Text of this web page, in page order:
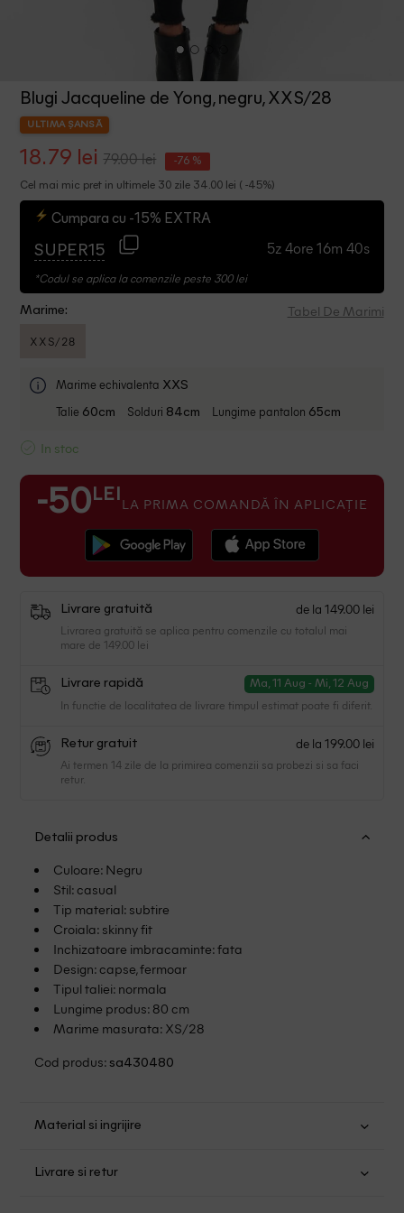
Blugi Jacqueline de Yong, negru, XXS/28
ULTIMA ȘANSĂ
18.79 lei 79.00 lei -76 %
Cel mai mic pret in ultimele 30 zile 34.00 lei ( -45%)
Cumpara cu -15% EXTRA
SUPER15 5z 4ore 16m 40s
*Codul se aplica la comenzile peste 300 lei
Marime: Tabel De Marimi
XXS/28
Marime echivalenta XXS
Talie 60cm Solduri 84cm Lungime pantalon 65cm
In stoc
-50 LEI LA PRIMA COMANDĂ ÎN APLICAȚIE
Livrare gratuită de la 149.00 lei
Livrarea gratuită se aplica pentru comenzile cu totalul mai
mare de 149.00 lei
Livrare rapidă Ma, 11 Aug - Mi, 12 Aug
In functie de localitatea de livrare timpul estimat poate fi diferit.
Retur gratuit de la 199.00 lei
Ai termen 14 zile de la primirea comenzii sa probezi si sa faci
retur.
Detalii produs
Culoare: Negru
Stil: casual
Tip material: subtire
Croiala: skinny fit
Inchizatoare imbracaminte: fata
Design: capse, fermoar
Tipul taliei: normala
Lungime produs: 80 cm
Marime masurata: XS/28
Cod produs: sa430480
Material si ingrijire
Livrare si retur